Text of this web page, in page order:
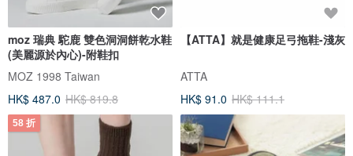
moz 瑞典 駝鹿 雙色洞洞餅乾水鞋
(美麗源於內心)-附鞋扣
MOZ 1998 Taiwan
HK$ 487.0 HK$ 819.8
【ATTA】就是健康足弓拖鞋-淺灰
ATTA
HK$ 91.0 HK$ 111.1
58 折